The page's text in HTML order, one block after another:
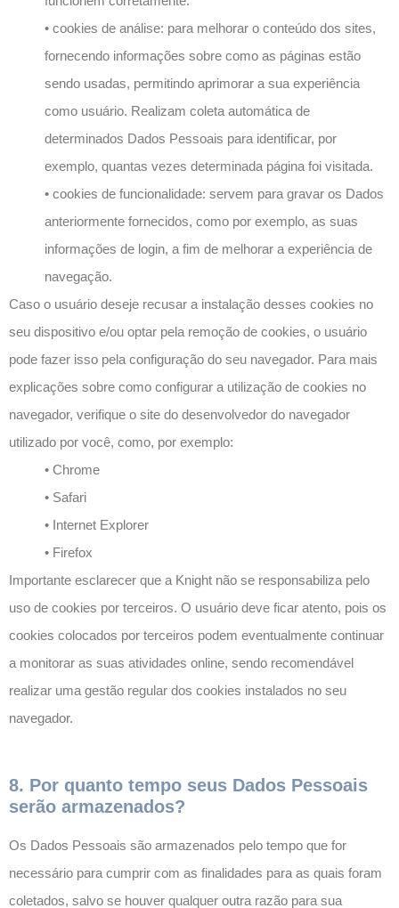
• cookies de análise: para melhorar o conteúdo dos sites,
fornecendo informações sobre como as páginas estão
sendo usadas, permitindo aprimorar a sua experiência
como usuário. Realizam coleta automática de
determinados Dados Pessoais para identificar, por
exemplo, quantas vezes determinada página foi visitada.
• cookies de funcionalidade: servem para gravar os Dados
anteriormente fornecidos, como por exemplo, as suas
informações de login, a fim de melhorar a experiência de
navegação.
Caso o usuário deseje recusar a instalação desses cookies no
seu dispositivo e/ou optar pela remoção de cookies, o usuário
pode fazer isso pela configuração do seu navegador. Para mais
explicações sobre como configurar a utilização de cookies no
navegador, verifique o site do desenvolvedor do navegador
utilizado por você, como, por exemplo:
• Chrome
• Safari
• Internet Explorer
• Firefox
Importante esclarecer que a Knight não se responsabiliza pelo
uso de cookies por terceiros. O usuário deve ficar atento, pois os
cookies colocados por terceiros podem eventualmente continuar
a monitorar as suas atividades online, sendo recomendável
realizar uma gestão regular dos cookies instalados no seu
navegador.
8. Por quanto tempo seus Dados Pessoais
serão armazenados?
Os Dados Pessoais são armazenados pelo tempo que for
necessário para cumprir com as finalidades para as quais foram
coletados, salvo se houver qualquer outra razão para sua